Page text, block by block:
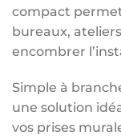
compact permet
bureaux,
encombrer
Simple à
une solution
vos prises